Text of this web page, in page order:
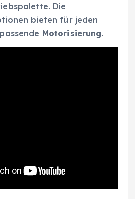
Die
bieten für jeden
Motorisierung.